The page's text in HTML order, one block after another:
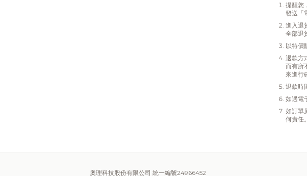
提醒您
發送「
進入退
全部退
以特價
退款方
而有所
來進行
退款時
如遇電
如訂單
何責任。
奧理科技股份有限公司 統一編號24966452